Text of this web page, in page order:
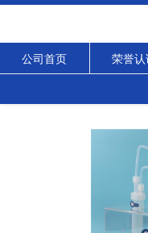
公司首页 荣誉认